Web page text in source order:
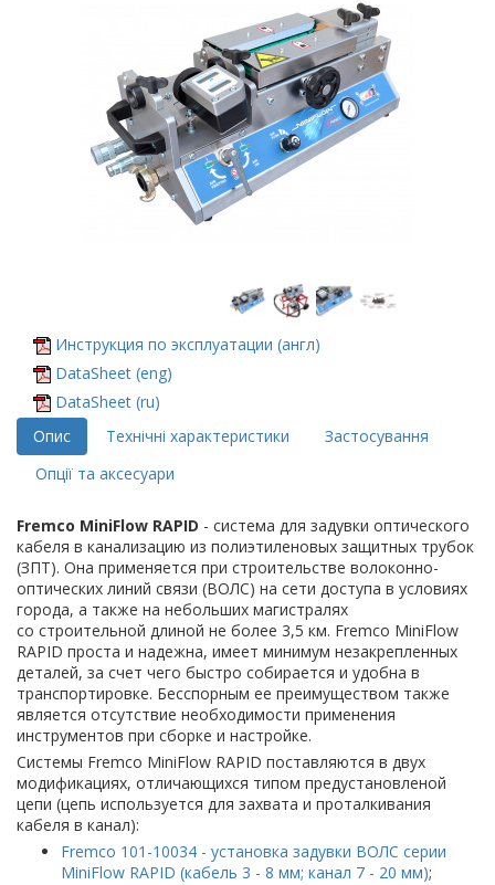
Инструкция по эксплуатации (англ)
DataSheet (eng)
DataSheet (ru)
Опис
Технічні характеристики
Застосування
Опції та аксесуари
Fremco MiniFlow RAPID - система для задувки оптического
кабеля в канализацию из полиэтиленовых защитных трубок
(ЗПТ). Она применяется при строительстве волоконно-
оптических линий связи (ВОЛС) на сети доступа в условиях
города, а также на небольших магистралях
со строительной длиной не более 3,5 км. Fremco MiniFlow
RAPID проста и надежна, имеет минимум незакрепленных
деталей, за счет чего быстро собирается и удобна в
транспортировке. Бесспорным ее преимуществом также
является отсутствие необходимости применения
инструментов при сборке и настройке.
Системы Fremco MiniFlow RAPID поставляются в двух
модификациях, отличающихся типом предустановленой
цепи (цепь используется для захвата и проталкивания
кабеля в канал):
Fremco 101-10034 - установка задувки ВОЛС серии
MiniFlow RAPID (кабель 3 - 8 мм; канал 7 - 20 мм);